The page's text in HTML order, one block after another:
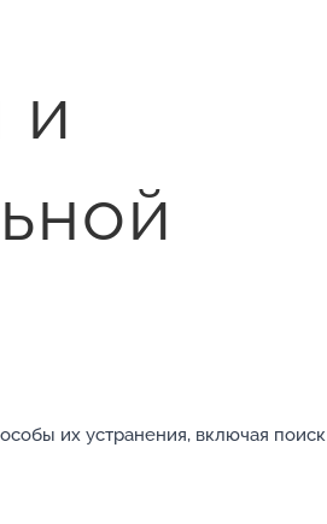
и
их устранения, включая поиск